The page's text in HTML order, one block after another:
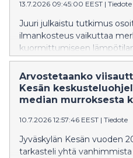
13.7.2026 09:45:00 EEST | Tiedote
Juuri julkaistu tutkimus
ilmankosteus vaikuttaa
kuormittumiseen
sauna on, sitä
nousevat.
Arvostetaanko
Kesän
median murroksesta
10.7.2026 12:57:46 EEST | Tiedote
Jyväskylän Kesän vuoden
tarkasteli yhtä vanhimmista